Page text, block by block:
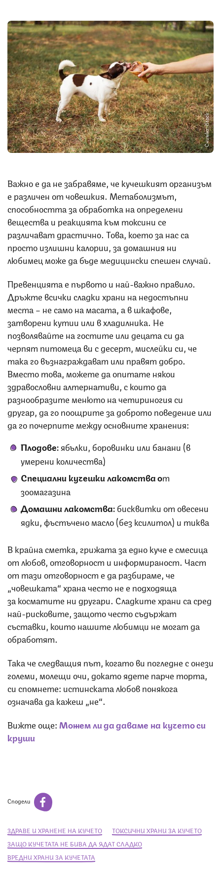
Снимка: iStock
Важно е да не забравяме, че кучешкият организъм
е различен от човешкия. Метаболизмът,
способността за обработка на определени
вещества и реакцията към токсини се
различават драстично. Това, което за нас са
просто излишни калории, за домашния ни
любимец може да бъде медицински спешен случай.
Превенцията е първото и най-важно правило.
Дръжте всички сладки храни на недостъпни
места – не само на масата, а в шкафове,
затворени кутии или в хладилника. Не
позволявайте на гостите или децата си да
черпят питомеца ви с десерт, мислейки си, че
така го възнаграждават или правят добро.
Вместо това, можете да опитате някои
здравословни алтернативи, с които да
разнообразите менюто на четириногия си
другар, да го поощрите за доброто поведение или
да го почерпите между основните хранения:
Плодове:ябълки, боровинки или банани (в
умерени количества)
Специални кучешки лакомства от
зоомагазина
Домашни лакомства:бисквитки от овесени
ядки, фъстъчено масло (без ксилитол) и тиква
В крайна сметка, грижата за едно куче е смесица
от любов, отговорност и информираност. Част
от тази отговорност е да разбираме, че
„човешката“ храна често не е подходяща
за косматите ни другари. Сладките храни са сред
най-рисковите, защото често съдържат
съставки, които нашите любимци не могат да
обработят.
Така че следващия път, когато ви погледне с онези
големи, молещи очи, докато ядете парче торта,
си спомнете: истинската любов понякога
означава да кажеш „не“.
Вижте още: Можем ли да даваме на кучето си
круши
Сподели
ЗДРАВЕ И ХРАНЕНЕ НА КУЧЕТО
ТОКСИЧНИ ХРАНИ ЗА КУЧЕТО
ЗАЩО КУЧЕТАТА НЕ БИВА ДА ЯДАТ СЛАДКО
ВРЕДНИ ХРАНИ ЗА КУЧЕТАТА